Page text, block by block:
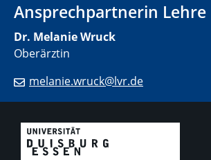
Ansprechpartnerin Lehre
Dr. Melanie Wruck
Oberärztin
melanie.wruck@lvr.de